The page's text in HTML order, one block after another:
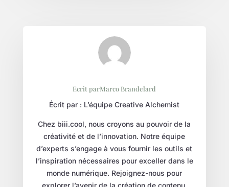
Ecrit parMarco Brandelard
Écrit par : L’équipe Creative Alchemist
Chez biii.cool, nous croyons au pouvoir de la
créativité et de l’innovation. Notre équipe
d’experts s’engage à vous fournir les outils et
l’inspiration nécessaires pour exceller dans le
monde numérique. Rejoignez-nous pour
explorer l’avenir de la création de contenu.